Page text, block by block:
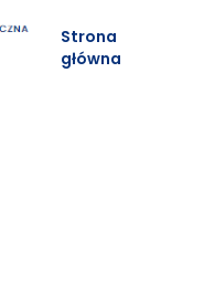
Strona
główna